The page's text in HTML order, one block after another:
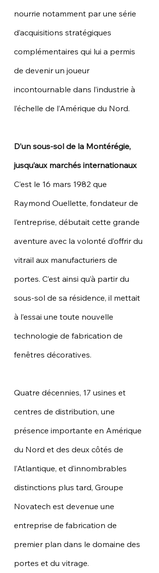
nourrie notamment par une série
d’acquisitions stratégiques
complémentaires qui lui a permis
de devenir un joueur
incontournable dans l’industrie à
l’échelle de l’Amérique du Nord.
D’un sous-sol de la Montérégie,
jusqu’aux marchés internationaux
C’est le 16 mars 1982 que
Raymond Ouellette, fondateur de
l’entreprise, débutait cette grande
aventure avec la volonté d’offrir du
vitrail aux manufacturiers de
portes. C’est ainsi qu’à partir du
sous-sol de sa résidence, il mettait
à l’essai une toute nouvelle
technologie de fabrication de
fenêtres décoratives.
Quatre décennies, 17 usines et
centres de distribution, une
présence importante en Amérique
du Nord et des deux côtés de
l’Atlantique, et d’innombrables
distinctions plus tard, Groupe
Novatech est devenue une
entreprise de fabrication de
premier plan dans le domaine des
portes et du vitrage.